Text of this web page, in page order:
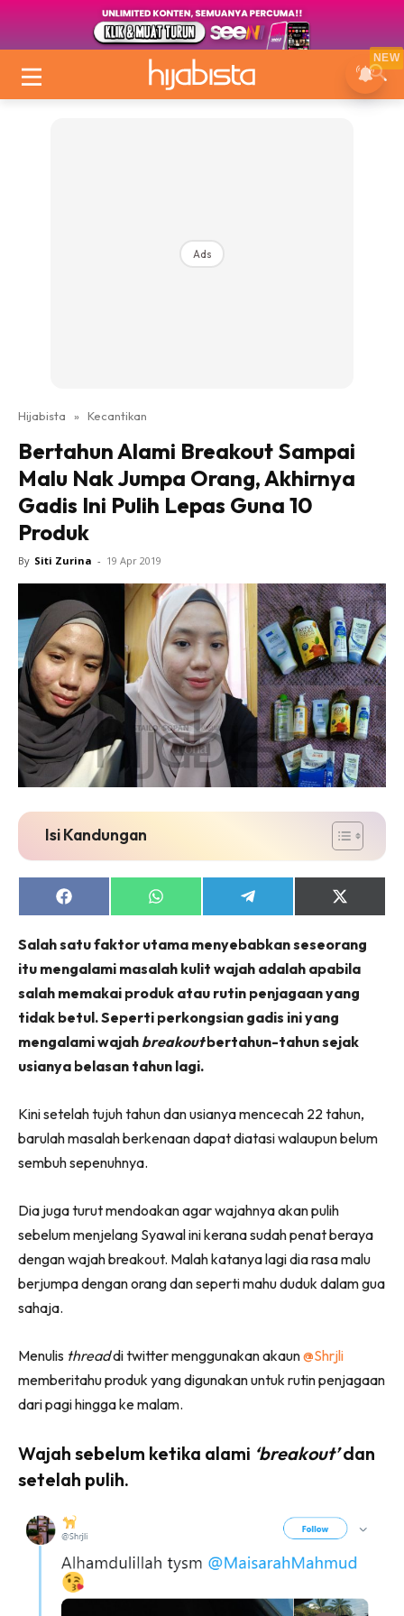
Ads
Hijabista » Kecantikan
Bertahun Alami Breakout Sampai
Malu Nak Jumpa Orang, Akhirnya
Gadis Ini Pulih Lepas Guna 10
Produk
By Siti Zurina - 19 Apr 2019
Isi Kandungan
Share
on
Share
on
Share
on
Share
on
(Twitter)
Salah satu faktor utama menyebabkan seseorang
itu mengalami masalah kulit wajah adalah apabila
salah memakai produk atau rutin penjagaan yang
tidak betul. Seperti perkongsian gadis ini yang
mengalami wajah breakoutbertahun-tahun sejak
usianya belasan tahun lagi.
Kini setelah tujuh tahun dan usianya mencecah 22 tahun,
barulah masalah berkenaan dapat diatasi walaupun belum
sembuh sepenuhnya.
Dia juga turut mendoakan agar wajahnya akan pulih
sebelum menjelang Syawal ini kerana sudah penat beraya
dengan wajah breakout. Malah katanya lagi dia rasa malu
berjumpa dengan orang dan seperti mahu duduk dalam gua
sahaja.
Menulis threaddi twitter menggunakan akaun@Shrjli
memberitahu produk yang digunakan untuk rutin penjagaan
dari pagi hingga ke malam.
Wajah sebelum ketika alami ‘breakout’dan
setelah pulih.
NEW